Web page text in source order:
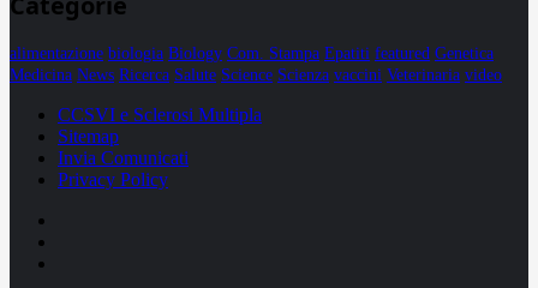
alimentazione biologia Biology Com. Stampa Epatiti featured Genetica
Medicina News Ricerca Salute Science Scienza vaccini Veterinaria video
CCSVI e Sclerosi Multipla
Sitemap
Invia Comunicati
Privacy Policy